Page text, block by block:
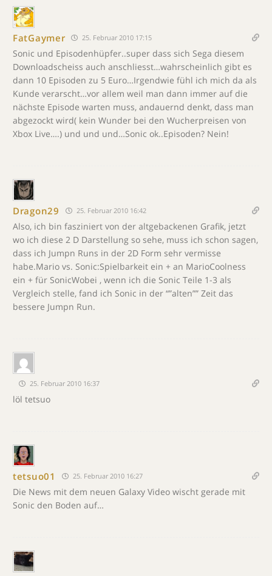
FatGaymer 25. Februar 2010 17:15
Sonic und Episodenhüpfer..super dass sich Sega diesem
Downloadscheiss auch anschliesst…wahrscheinlich gibt es
dann 10 Episoden zu 5 Euro…Irgendwie fühl ich mich da als
Kunde verarscht…vor allem weil man dann immer auf die
nächste Episode warten muss, andauernd denkt, dass man
abgezockt wird( kein Wunder bei den Wucherpreisen von
Xbox Live….) und und und…Sonic ok..Episoden? Nein!
Dragon29 25. Februar 2010 16:42
Also, ich bin fasziniert von der altgebackenen Grafik, jetzt
wo ich diese 2 D Darstellung so sehe, muss ich schon sagen,
dass ich Jumpn Runs in der 2D Form sehr vermisse
habe.Mario vs. Sonic:Spielbarkeit ein + an MarioCoolness
ein + für SonicWobei , wenn ich die Sonic Teile 1-3 als
Vergleich stelle, fand ich Sonic in der “”alten”” Zeit das
bessere Jumpn Run.
25. Februar 2010 16:37
löl tetsuo
tetsuo01 25. Februar 2010 16:27
Die News mit dem neuen Galaxy Video wischt gerade mit
Sonic den Boden auf…